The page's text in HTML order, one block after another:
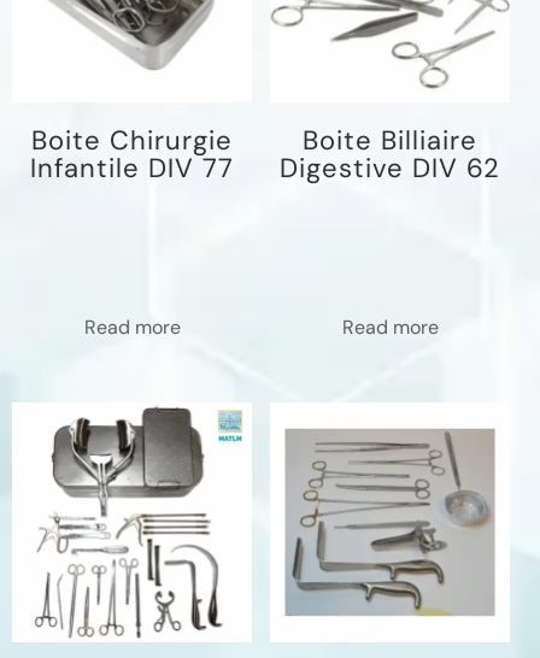
Boite Chirurgie
Infantile DIV 77
Read more
Boite Billiaire
Digestive DIV 62
Read more